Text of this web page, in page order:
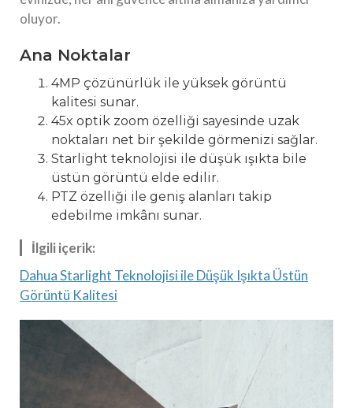
oluyor.
Ana Noktalar
4MP çözünürlük ile yüksek görüntü
kalitesi sunar.
45x optik zoom özelliği sayesinde uzak
noktaları net bir şekilde görmenizi sağlar.
Starlight teknolojisi ile düşük ışıkta bile
üstün görüntü elde edilir.
PTZ özelliği ile geniş alanları takip
edebilme imkânı sunar.
İlgili içerik:
Dahua Starlight Teknolojisi ile Düşük Işıkta Üstün
Görüntü Kalitesi